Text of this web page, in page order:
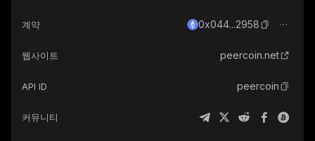
계약 0x044...2958
웹사이트 peercoin.net
API ID peercoin
커뮤니티